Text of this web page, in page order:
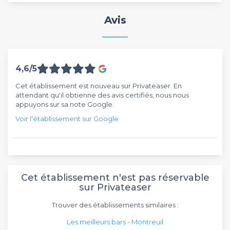
Avis
4,6/5
Cet établissement est nouveau sur Privateaser. En
attendant qu'il obtienne des avis certifiés, nous nous
appuyons sur sa note Google.
Voir l'établissement sur Google
Cet établissement n'est pas réservable
sur Privateaser
Trouver des établissements similaires :
Les meilleurs bars - Montreuil